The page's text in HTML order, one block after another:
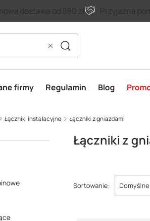
dostawa od 590 zł Przyjazna
WyczyśćSzukaj
firmy Regulamin Blog
Łączniki instalacyjne Łączniki z gniazdami
Łączniki z
Lista
Sortowanie: Domyślne